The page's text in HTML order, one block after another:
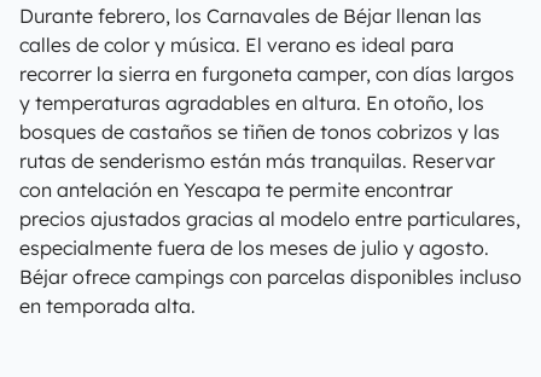
Durante febrero, los Carnavales de Béjar llenan las
calles de color y música. El verano es ideal para
recorrer la sierra en furgoneta camper, con días largos
y temperaturas agradables en altura. En otoño, los
bosques de castaños se tiñen de tonos cobrizos y las
rutas de senderismo están más tranquilas. Reservar
con antelación en Yescapa te permite encontrar
precios ajustados gracias al modelo entre particulares,
especialmente fuera de los meses de julio y agosto.
Béjar ofrece campings con parcelas disponibles incluso
en temporada alta.